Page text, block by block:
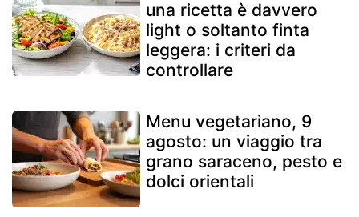
una ricetta è davvero
light o soltanto finta
leggera: i criteri da
controllare
Menu vegetariano, 9
agosto: un viaggio tra
grano saraceno, pesto e
dolci orientali